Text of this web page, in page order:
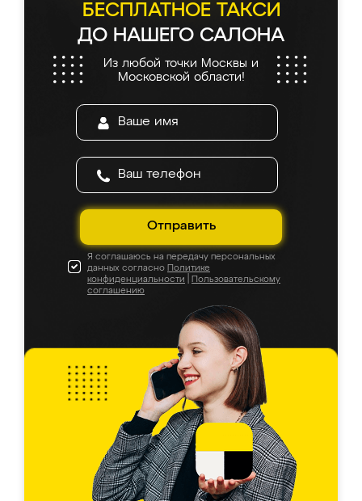
БЕСПЛАТНОЕ ТАКСИ
ДО НАШЕГО САЛОНА
Из любой точки Москвы и
Московской области!
Отправить
Я соглашаюсь на передачу персональных
данных согласно Политике
конфиденциальности
Пользовательскому
соглашению